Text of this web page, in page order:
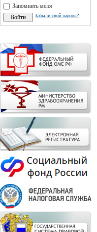
Запомнить меня
Забыли свой пароль?